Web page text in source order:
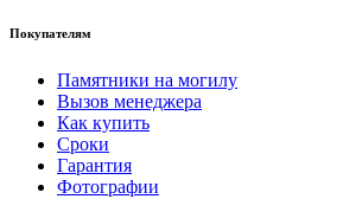
Покупателям
Памятники на могилу
Вызов менеджера
Как купить
Сроки
Гарантия
Фотографии